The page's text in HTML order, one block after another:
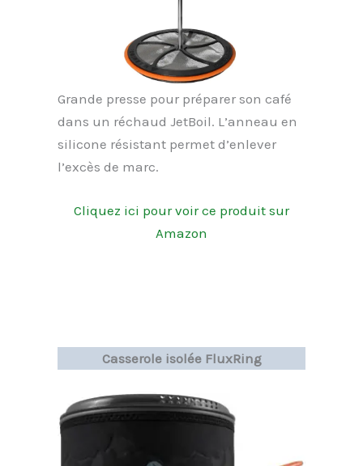
Grande presse pour préparer son café
dans un réchaud JetBoil. L’anneau en
silicone résistant permet d’enlever
l’excès de marc.
Cliquez ici pour voir ce produit sur
Amazon
Casserole isolée FluxRing